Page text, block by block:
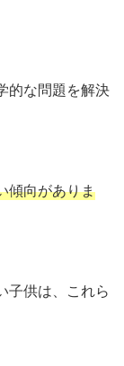
的な問題を解決
傾向がありま
子供は、これら